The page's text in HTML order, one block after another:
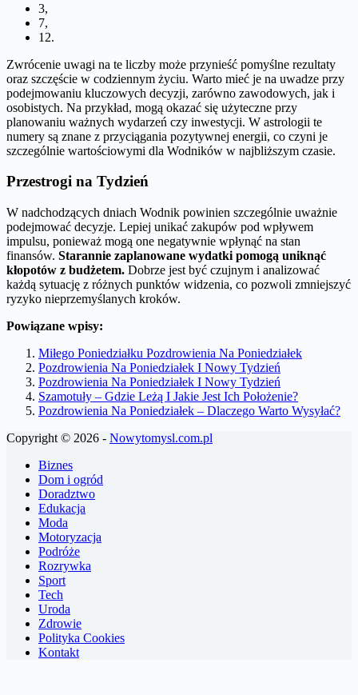
3,
7,
12.
Zwrócenie uwagi na te liczby może przynieść pomyślne rezultaty
oraz szczęście w codziennym życiu. Warto mieć je na uwadze przy
podejmowaniu kluczowych decyzji, zarówno zawodowych, jak i
osobistych. Na przykład, mogą okazać się użyteczne przy
planowaniu ważnych wydarzeń czy inwestycji. W astrologii te
numery są znane z przyciągania pozytywnej energii, co czyni je
szczególnie wartościowymi dla Wodników w najbliższym czasie.
Przestrogi na Tydzień
W nadchodzących dniach Wodnik powinien szczególnie uważnie
podejmować decyzje. Lepiej unikać zakupów pod wpływem
impulsu, ponieważ mogą one negatywnie wpłynąć na stan
finansów. Starannie zaplanowane wydatki pomogą uniknąć
kłopotów z budżetem. Dobrze jest być czujnym i analizować
każdą sytuację z różnych punktów widzenia, co pozwoli zmniejszyć
ryzyko nieprzemyślanych kroków.
Powiązane wpisy:
Miłego Poniedziałku Pozdrowienia Na Poniedziałek
Pozdrowienia Na Poniedziałek I Nowy Tydzień
Pozdrowienia Na Poniedziałek I Nowy Tydzień
Szamotuły – Gdzie Leżą I Jakie Jest Ich Położenie?
Pozdrowienia Na Poniedziałek – Dlaczego Warto Wysyłać?
Copyright © 2026 - Nowytomysl.com.pl
Biznes
Dom i ogród
Doradztwo
Edukacja
Moda
Motoryzacja
Podróże
Rozrywka
Sport
Tech
Uroda
Zdrowie
Polityka Cookies
Kontakt